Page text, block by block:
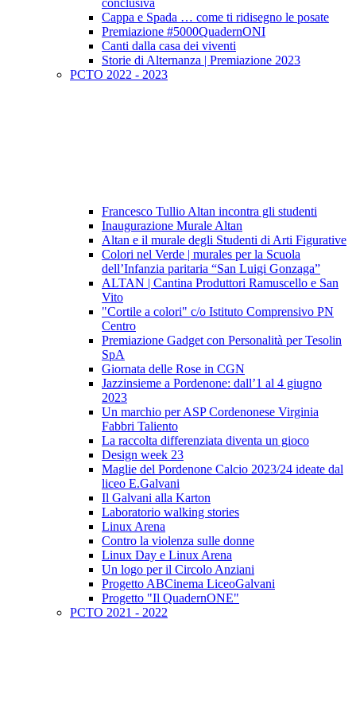
conclusiva
Cappa e Spada … come ti ridisegno le posate
Premiazione #5000QuadernONI
Canti dalla casa dei viventi
Storie di Alternanza | Premiazione 2023
PCTO 2022 - 2023
Francesco Tullio Altan incontra gli studenti
Inaugurazione Murale Altan
Altan e il murale degli Studenti di Arti Figurative
Colori nel Verde | murales per la Scuola
dell’Infanzia paritaria “San Luigi Gonzaga”
ALTAN | Cantina Produttori Ramuscello e San
Vito
"Cortile a colori" c/o Istituto Comprensivo PN
Centro
Premiazione Gadget con Personalità per Tesolin
SpA
Giornata delle Rose in CGN
Jazzinsieme a Pordenone: dall’1 al 4 giugno
2023
Un marchio per ASP Cordenonese Virginia
Fabbri Taliento
La raccolta differenziata diventa un gioco
Design week 23
Maglie del Pordenone Calcio 2023/24 ideate dal
liceo E.Galvani
Il Galvani alla Karton
Laboratorio walking stories
Linux Arena
Contro la violenza sulle donne
Linux Day e Linux Arena
Un logo per il Circolo Anziani
Progetto ABCinema LiceoGalvani
Progetto "Il QuadernONE"
PCTO 2021 - 2022